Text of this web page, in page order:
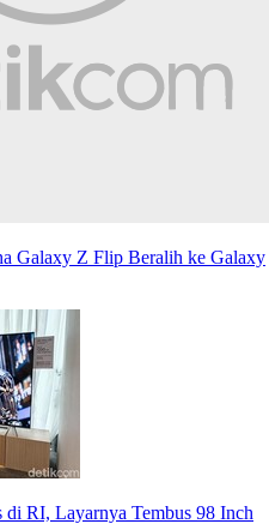
Galaxy Z Flip Beralih ke Galaxy
RI, Layarnya Tembus 98 Inch